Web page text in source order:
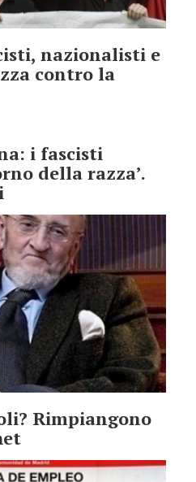
nazionalisti e
contro la
i fascisti
della razza’.
Rimpiangono